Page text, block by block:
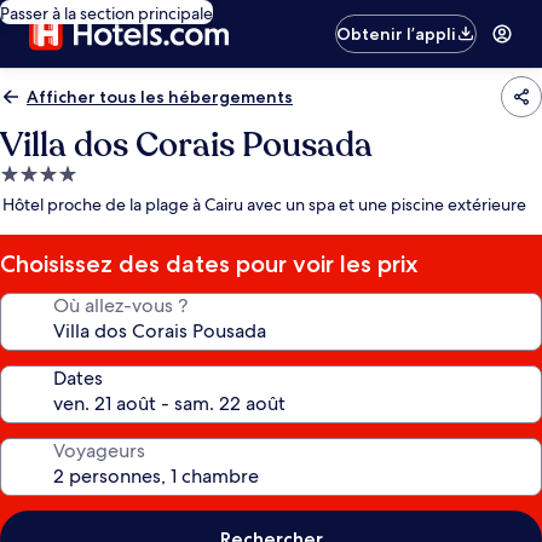
Passer à la section principale
Obtenir l’appli
Afficher tous les hébergements
Villa dos Corais Pousada
Hébergement
4.0 étoiles
Hôtel proche de la plage à Cairu avec un spa et une piscine extérieure
Choisissez des dates pour voir les prix
Où allez-vous ?
Dates
Voyageurs